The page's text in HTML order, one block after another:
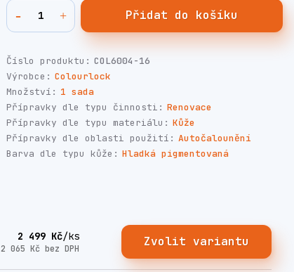
Přidat do košíku
Číslo produktu: COL6004-16
Výrobce: Colourlock
Množství: 1 sada
Přípravky dle typu činnosti: Renovace
Přípravky dle typu materiálu: Kůže
Přípravky dle oblasti použití: Autočalounění
Barva dle typu kůže: Hladká pigmentovaná
2 499 Kč/ks
2 065 Kč bez DPH Zvolit variantu